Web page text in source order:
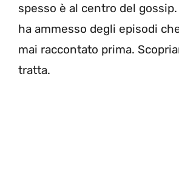
spesso è al centro del
ha ammesso degli episodi
mai raccontato prima.
tratta.